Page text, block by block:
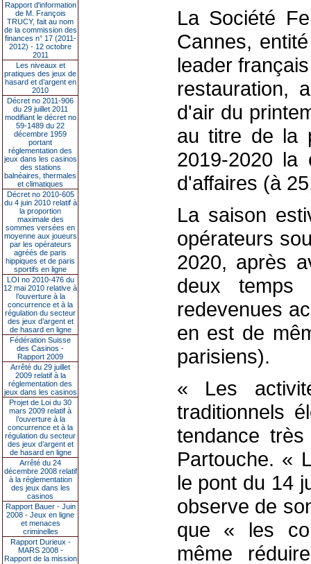
Rapport d'information
de M. François
TRUCY, fait au nom
de la commission des
finances n° 17 (2011-
2012) - 12 octobre
2011
Les niveaux et
pratiques des jeux de
hasard et d’argent en
2010
Décret no 2011-906
du 29 juillet 2011
modifiant le décret no
59-1489 du 22
décembre 1959
portant
réglementation des
jeux dans les casinos
des stations
balnéaires, thermales
et climatiques
Décret no 2010-605
du 4 juin 2010 relatif à
la proportion
maximale des
sommes versées en
moyenne aux joueurs
par les opérateurs
agréés de paris
hippiques et de paris
sportifs en ligne
LOI no 2010-476 du
12 mai 2010 relative à
l’ouverture à la
concurrence et à la
régulation du secteur
des jeux d’argent et
de hasard en ligne
Fédération Suisse
des Casinos -
Rapport 2009
Arrêté du 29 juillet
2009 relatif à la
réglementation des
jeux dans les casinos
Projet de Loi du 30
mars 2009 relatif à
l’ouverture à la
concurrence et à la
régulation du secteur
des jeux d’argent et
de hasard en ligne
Arrêté du 24
décembre 2008 relatif
à la réglementation
des jeux dans les
casinos
Rapport Bauer - Juin
2008 - Jeux en ligne
et menaces
criminelles
Rapport Durieux -
MARS 2008 -
Rapport de la mission
La Société
Cannes,
leader
restauration,
d'air du
au titre de la
2019-2020
d'affaires (à
La saison
opérateurs
2020, après
deux
redevenues
en est de
parisiens).
« Les
traditionnels
tendance
Partouche. «
le pont du 14
observe de
que « les
même